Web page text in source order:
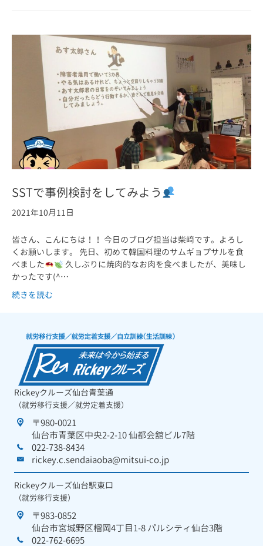
SSTで事例検討をしてみよう
2021年10月11日
皆さん、こんにちは！！ 今日のブログ担当は柴﨑です。よろし
くお願いします。 先日、初めて韓国料理のサムギョプサルを食
べました
久しぶりに焼肉的なお肉を食べましたが、美味し
かったです(^…
続きを読む
Rickeyクルーズ仙台青葉通
（就労移行支援／就労定着支援）
〒980-0021
仙台市青葉区中央2-2-10 仙都会舘ビル7階
022-738-8434
rickey.c.sendaiaoba@mitsui-co.jp
Rickeyクルーズ仙台駅東口
（就労移行支援）
〒983-0852
仙台市宮城野区榴岡4丁目1-8 パルシティ仙台3階
022-762-6695